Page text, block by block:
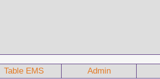
Table EMS Admin